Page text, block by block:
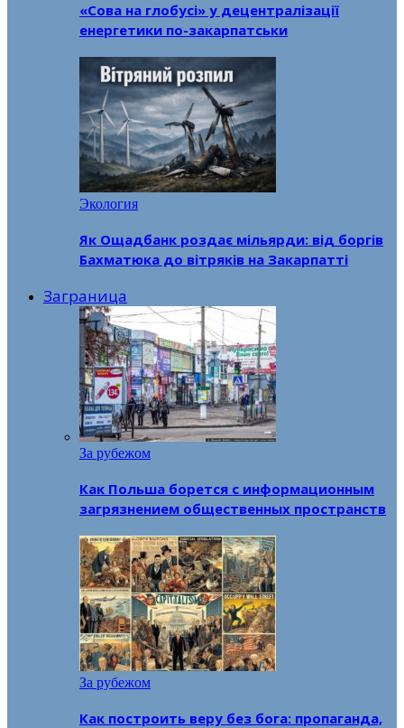
«Сова на глобусі» у децентралізації
енергетики по-закарпатськи
Экология
Як Ощадбанк роздає мільярди: від боргів
Бахматюка до вітряків на Закарпатті
Заграница
За рубежом
Как Польша борется с информационным
загрязнением общественных пространств
За рубежом
Как построить веру без бога: пропаганда,